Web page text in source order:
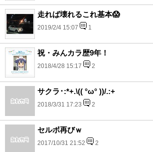
走れば壊れるこれ基本😱
2019/2/4 15:07 1
祝・みんカラ歴9年！
2018/4/28 15:17 2
サクラ･:*+.\(( °ω° ))/.:+
2018/3/31 17:23 2
セルボ再びｗ
2017/10/31 21:52 2